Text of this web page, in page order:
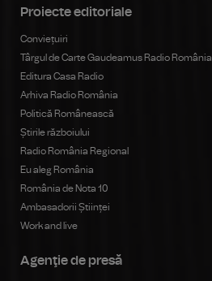
Proiecte editoriale
Conviețuiri
Târgul de Carte Gaudeamus Radio România
Editura Casa Radio
Arhiva Radio România
Politică Românească
Știrile războiului
Radio România Regional
Eu aleg România
România de Nota 10
Ambasadorii Științei
Work and live
Agenţie de presă